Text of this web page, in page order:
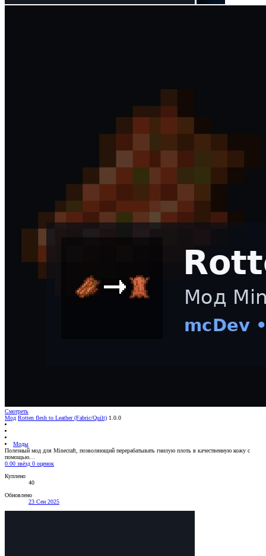
Смотреть
Мод Rotten flesh to Leather (Fabric/Quilt) 1.0.0
Моды
Полезный мод для Minecraft, позволяющий перерабатывать гнилую плоть в качественную кожу с
помощью…
0.00 звёзд 0 оценок
Куплено
40
Обновлено
23 Сен 2025